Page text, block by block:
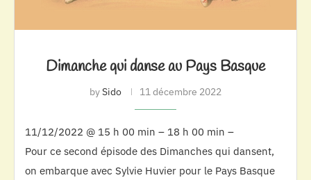
Dimanche qui danse au Pays Basque
bySido 11 décembre 2022
11/12/2022 @ 15 h 00 min – 18 h 00 min –
Pour ce second épisode des Dimanches qui dansent,
on embarque avec Sylvie Huvier pour le Pays Basque